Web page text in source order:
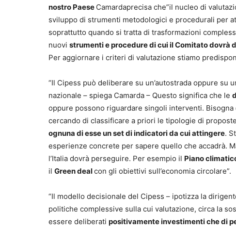
nostro Paese Camardaprecisa che”il nucleo di
sviluppo di strumenti metodologici e procedurali per
soprattutto quando si tratta di trasformazioni
nuovi strumenti e procedure di cui il Comitato dovrà
Per aggiornare i criteri di valutazione stiamo
“Il Cipess può deliberare su un’autostrada oppure
nazionale – spiega Camarda – Questo significa che le
oppure possono riguardare singoli interventi.
cercando di classificare a priori le tipologie di
ognuna di esse un set di indicatori da cui attingere.
esperienze concrete per sapere quello che accadrà.
l’Italia dovrà perseguire. Per esempio il Piano
il Green dealcon gli obiettivi sull’economia circolare”.
“Il modello decisionale del Cipess – ipotizza la
politiche complessive sulla cui valutazione, circa la
essere deliberati positivamente investimenti che di